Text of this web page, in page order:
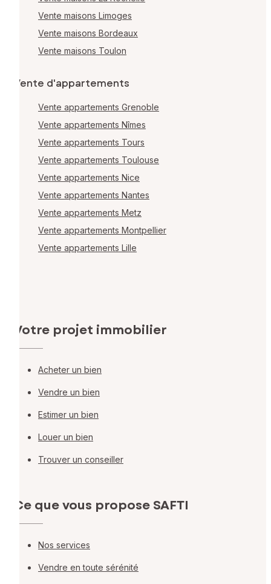
Vente maisons Limoges
Vente maisons Bordeaux
Vente maisons Toulon
Vente d'appartements
Vente appartements Grenoble
Vente appartements Nîmes
Vente appartements Tours
Vente appartements Toulouse
Vente appartements Nice
Vente appartements Nantes
Vente appartements Metz
Vente appartements Montpellier
Vente appartements Lille
Votre projet immobilier
Acheter un bien
Vendre un bien
Estimer un bien
Louer un bien
Trouver un conseiller
Ce que vous propose SAFTI
Nos services
Vendre en toute sérénité